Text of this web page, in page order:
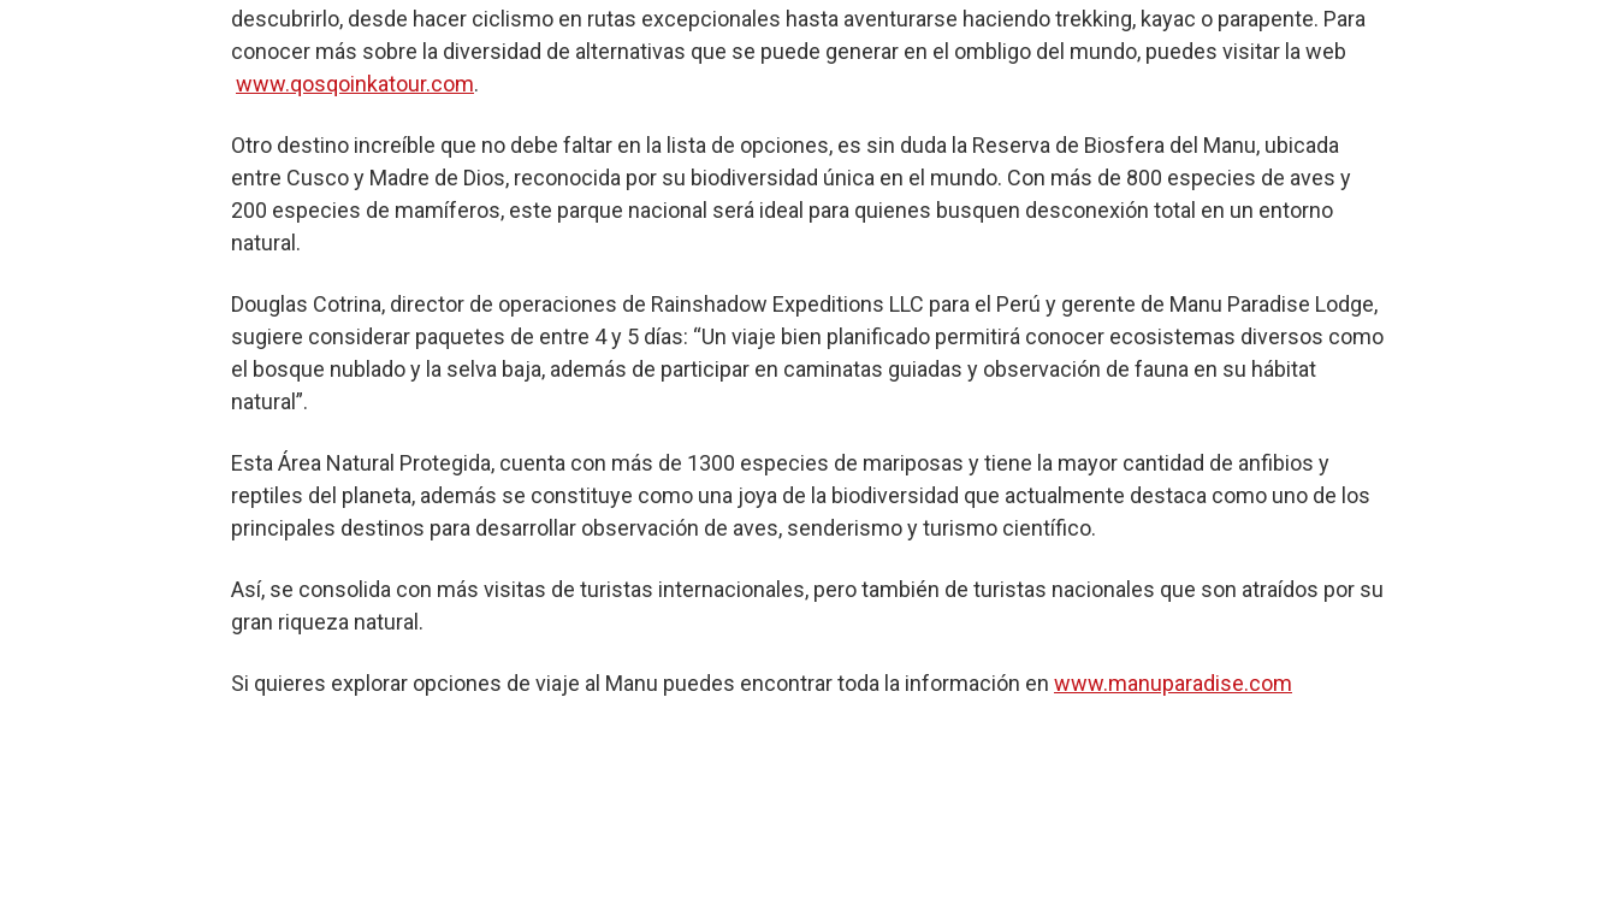
descubrirlo, desde hacer ciclismo en rutas excepcionales hasta aventurarse haciendo trekking, kayac o parapente. Para
conocer más sobre la diversidad de alternativas que se puede generar en el ombligo del mundo, puedes visitar la web
www.qosqoinkatour.com.
Otro destino increíble que no debe faltar en la lista de opciones, es sin duda la Reserva de Biosfera del Manu, ubicada
entre Cusco y Madre de Dios, reconocida por su biodiversidad única en el mundo. Con más de 800 especies de aves y
200 especies de mamíferos, este parque nacional será ideal para quienes busquen desconexión total en un entorno
natural.
Douglas Cotrina, director de operaciones de Rainshadow Expeditions LLC para el Perú y gerente de Manu Paradise Lodge,
sugiere considerar paquetes de entre 4 y 5 días: “Un viaje bien planificado permitirá conocer ecosistemas diversos como
el bosque nublado y la selva baja, además de participar en caminatas guiadas y observación de fauna en su hábitat
natural”.
Esta Área Natural Protegida, cuenta con más de 1300 especies de mariposas y tiene la mayor cantidad de anfibios y
reptiles del planeta, además se constituye como una joya de la biodiversidad que actualmente destaca como uno de los
principales destinos para desarrollar observación de aves, senderismo y turismo científico.
Así, se consolida con más visitas de turistas internacionales, pero también de turistas nacionales que son atraídos por su
gran riqueza natural.
Si quieres explorar opciones de viaje al Manu puedes encontrar toda la información en www.manuparadise.com